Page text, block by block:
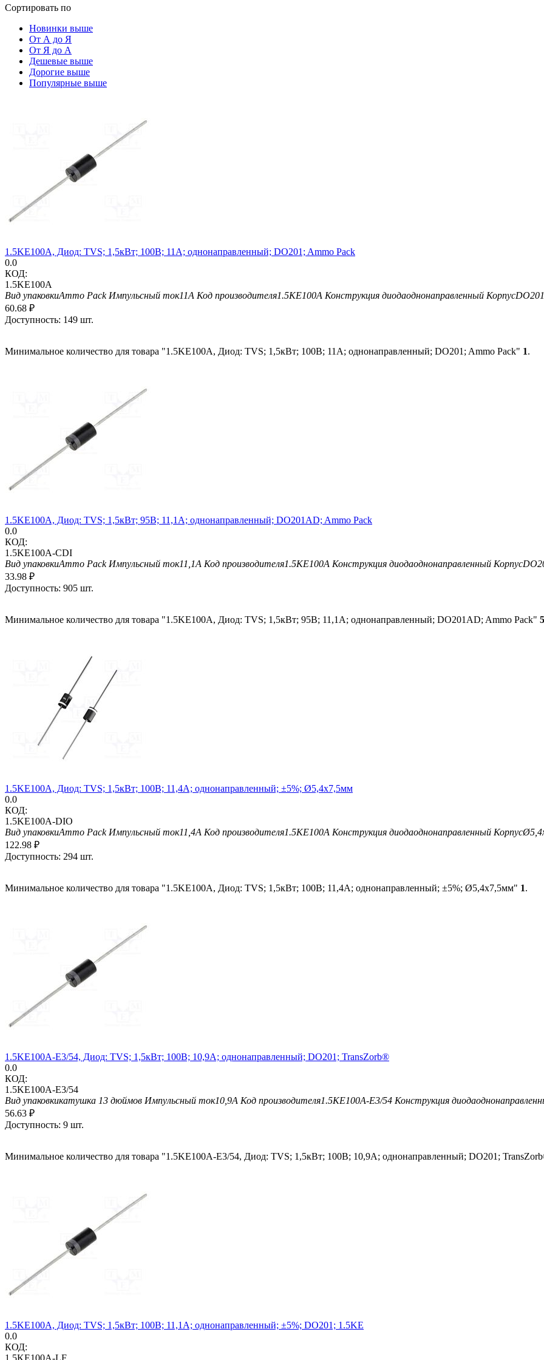
Сортировать по
Новинки выше
От А до Я
От Я до А
Дешевые выше
Дорогие выше
Популярные выше
1.5KE100A, Диод: TVS; 1,5кВт; 100В; 11А; однонаправленный; DO201; Ammo Pack
0.0
КОД:
1.5KE100A
Вид упаковкиAmmo Pack Импульсный ток11А Код производителя1.5KE100A Конструкция диодаоднонаправленный КорпусDO201
60.68 ₽
Доступность: 149 шт.
Минимальное количество для товара "1.5KE100A, Диод: TVS; 1,5кВт; 100В; 11А; однонаправленный; DO201; Ammo Pack" 1.
1.5KE100A, Диод: TVS; 1,5кВт; 95В; 11,1А; однонаправленный; DO201AD; Ammo Pack
0.0
КОД:
1.5KE100A-CDI
Вид упаковкиAmmo Pack Импульсный ток11,1А Код производителя1.5KE100A Конструкция диодаоднонаправленный Корпус
33.98 ₽
Доступность: 905 шт.
Минимальное количество для товара "1.5KE100A, Диод: TVS; 1,5кВт; 95В; 11,1А; однонаправленный; DO201AD; Ammo Pack" 5
1.5KE100A, Диод: TVS; 1,5кВт; 100В; 11,4А; однонаправленный; ±5%; Ø5,4x7,5мм
0.0
КОД:
1.5KE100A-DIO
Вид упаковкиAmmo Pack Импульсный ток11,4А Код производителя1.5KE100A Конструкция диодаоднонаправленный Корпус
122.98 ₽
Доступность: 294 шт.
Минимальное количество для товара "1.5KE100A, Диод: TVS; 1,5кВт; 100В; 11,4А; однонаправленный; ±5%; Ø5,4x7,5мм" 1.
1.5KE100A-E3/54, Диод: TVS; 1,5кВт; 100В; 10,9А; однонаправленный; DO201; TransZorb®
0.0
КОД:
1.5KE100A-E3/54
Вид упаковкикатушка 13 дюймов Импульсный ток10,9А Код производителя1.5KE100A-E3/54 Конструкция диода
56.63 ₽
Доступность: 9 шт.
Минимальное количество для товара "1.5KE100A-E3/54, Диод: TVS; 1,5кВт; 100В; 10,9А; однонаправленный; DO201;
1.5KE100A, Диод: TVS; 1,5кВт; 100В; 11,1А; однонаправленный; ±5%; DO201; 1.5KE
0.0
КОД:
1.5KE100A-LF